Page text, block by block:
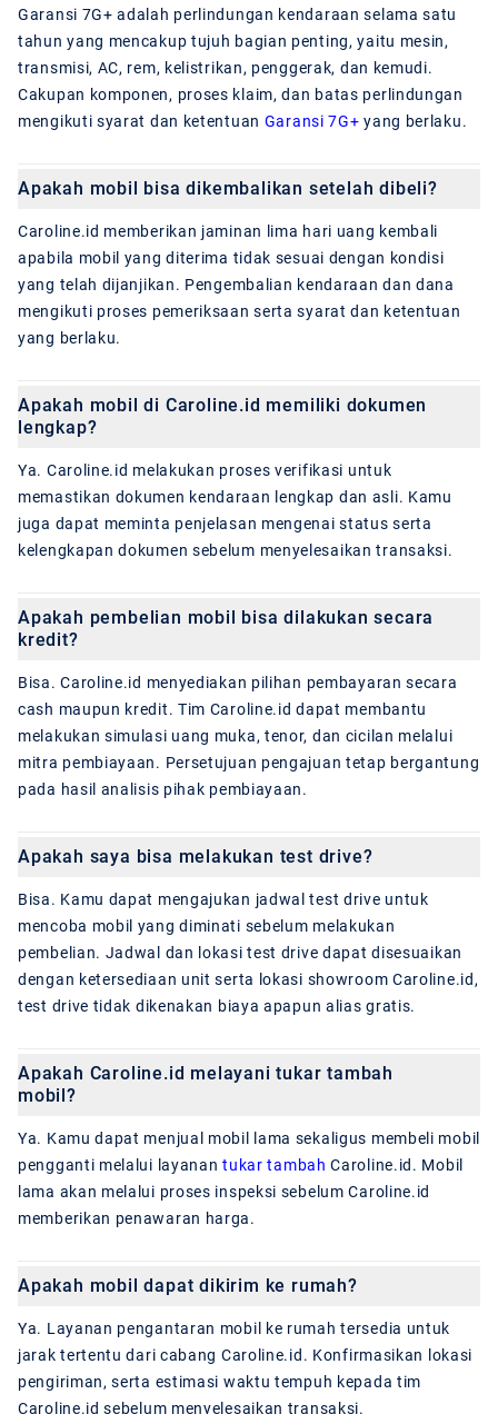
Garansi 7G+ adalah perlindungan kendaraan selama satu
tahun yang mencakup tujuh bagian penting, yaitu mesin,
transmisi, AC, rem, kelistrikan, penggerak, dan kemudi.
Cakupan komponen, proses klaim, dan batas perlindungan
mengikuti syarat dan ketentuan Garansi 7G+ yang berlaku.
Apakah mobil bisa dikembalikan setelah dibeli?
Caroline.id memberikan jaminan lima hari uang kembali
apabila mobil yang diterima tidak sesuai dengan kondisi
yang telah dijanjikan. Pengembalian kendaraan dan dana
mengikuti proses pemeriksaan serta syarat dan ketentuan
yang berlaku.
Apakah mobil di Caroline.id memiliki dokumen
lengkap?
Ya. Caroline.id melakukan proses verifikasi untuk
memastikan dokumen kendaraan lengkap dan asli. Kamu
juga dapat meminta penjelasan mengenai status serta
kelengkapan dokumen sebelum menyelesaikan transaksi.
Apakah pembelian mobil bisa dilakukan secara
kredit?
Bisa. Caroline.id menyediakan pilihan pembayaran secara
cash maupun kredit. Tim Caroline.id dapat membantu
melakukan simulasi uang muka, tenor, dan cicilan melalui
mitra pembiayaan. Persetujuan pengajuan tetap bergantung
pada hasil analisis pihak pembiayaan.
Apakah saya bisa melakukan test drive?
Bisa. Kamu dapat mengajukan jadwal test drive untuk
mencoba mobil yang diminati sebelum melakukan
pembelian. Jadwal dan lokasi test drive dapat disesuaikan
dengan ketersediaan unit serta lokasi showroom Caroline.id,
test drive tidak dikenakan biaya apapun alias gratis.
Apakah Caroline.id melayani tukar tambah
mobil?
Ya. Kamu dapat menjual mobil lama sekaligus membeli mobil
pengganti melalui layanantukar tambah Caroline.id. Mobil
lama akan melalui proses inspeksi sebelum Caroline.id
memberikan penawaran harga.
Apakah mobil dapat dikirim ke rumah?
Ya. Layanan pengantaran mobil ke rumah tersedia untuk
jarak tertentu dari cabang Caroline.id. Konfirmasikan lokasi
pengiriman, serta estimasi waktu tempuh kepada tim
Caroline.id sebelum menyelesaikan transaksi.